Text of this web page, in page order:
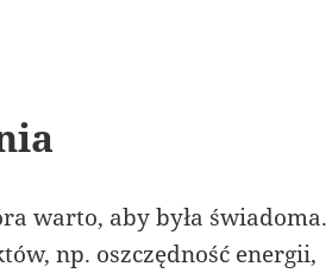
warto, aby była świadoma.
np. oszczędność energii,